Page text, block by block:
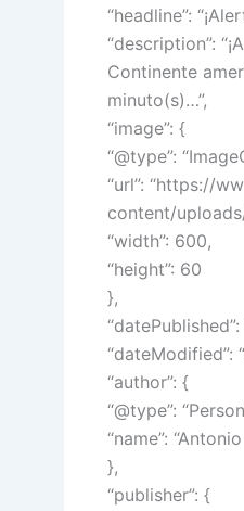
“headline”:
“description”:
Continente
minuto(s)…”,
“image”: {
“@type”:
“url”: “https://
content/
“width”: 600,
“height”: 60
},
“dateModified”:
“author”: {
“@type”:
“name”:
},
“publisher”: {